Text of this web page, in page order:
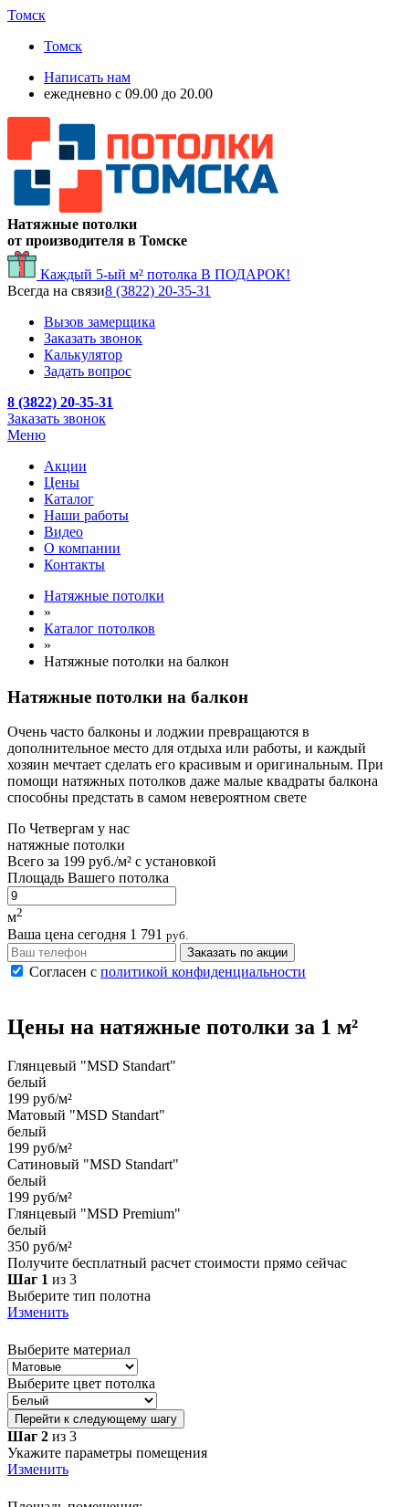
Томск
Томск
Написать нам
ежедневно с 09.00 до 20.00
Натяжные потолки
от производителя в Томске
Каждый 5-ый м² потолка В ПОДАРОК!
Всегда на связи8 (3822) 20-35-31
Вызов замерщика
Заказать звонок
Калькулятор
Задать вопрос
8 (3822) 20-35-31
Заказать звонок
Меню
Акции
Цены
Каталог
Наши работы
Видео
О компании
Контакты
Натяжные потолки
»
Каталог потолков
»
Натяжные потолки на балкон
Натяжные потолки на балкон
Очень часто балконы и лоджии превращаются в
дополнительное место для отдыха или работы, и каждый
хозяин мечтает сделать его красивым и оригинальным. При
помощи натяжных потолков даже малые квадраты балкона
способны предстать в самом невероятном свете
По Четвергам у нас
натяжные потолки
Всего за 199 руб./м² с установкой
Площадь Вашего потолка
м2
Ваша цена сегодня 1 791 руб.
Заказать по акции
Согласен с политикой конфиденциальности
Цены на натяжные потолки за 1 м²
Глянцевый "MSD Standart"
белый
199 руб/м²
Матовый "MSD Standart"
белый
199 руб/м²
Сатиновый "MSD Standart"
белый
199 руб/м²
Глянцевый "MSD Premium"
белый
350 руб/м²
Получите бесплатный расчет стоимости прямо сейчас
Шаг 1 из 3
Выберите тип полотна
Изменить
Выберите материал
Выберите цвет потолка
Перейти к следующему шагу
Шаг 2 из 3
Укажите параметры помещения
Изменить